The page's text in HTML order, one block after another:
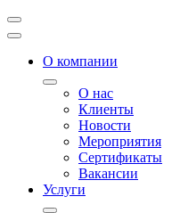
О компании
О нас
Клиенты
Новости
Мероприятия
Сертификаты
Вакансии
Услуги